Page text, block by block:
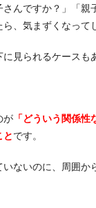
さんですか？」「親
、気まずくなって
見られるケースも
が 「どういう関係
とです。
ないのに、周囲か